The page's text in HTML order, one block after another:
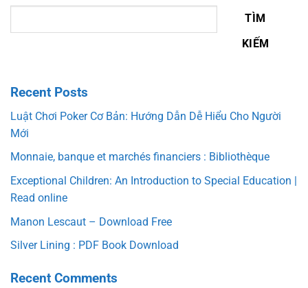
TÌM
KIẾM
Recent Posts
Luật Chơi Poker Cơ Bản: Hướng Dẫn Dễ Hiểu Cho Người
Mới
Monnaie, banque et marchés financiers : Bibliothèque
Exceptional Children: An Introduction to Special Education |
Read online
Manon Lescaut – Download Free
Silver Lining : PDF Book Download
Recent Comments